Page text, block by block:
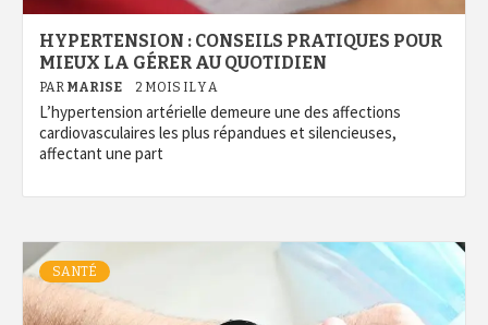
HYPERTENSION : CONSEILS PRATIQUES POUR
MIEUX LA GÉRER AU QUOTIDIEN
PAR MARISE 2 MOIS IL Y A
L’hypertension artérielle demeure une des affections
cardiovasculaires les plus répandues et silencieuses,
affectant une part
SANTÉ